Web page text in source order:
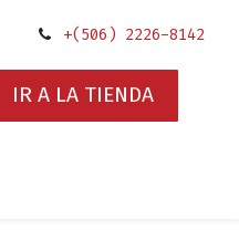
+(506) 2226-8142
IR A LA TIENDA